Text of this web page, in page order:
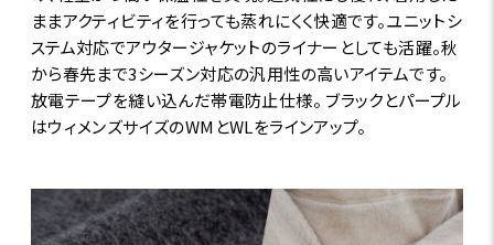
ままアクティビティを行っても蒸れにくく快適です。ユニットシ
ステム対応でアウタージャケットのライナーとしても活躍。秋
から春先まで3シーズン対応の汎用性の高いアイテムです。
放電テープを縫い込んだ帯電防止仕様。 ブラックとパープル
はウィメンズサイズのWMとWLをラインアップ。